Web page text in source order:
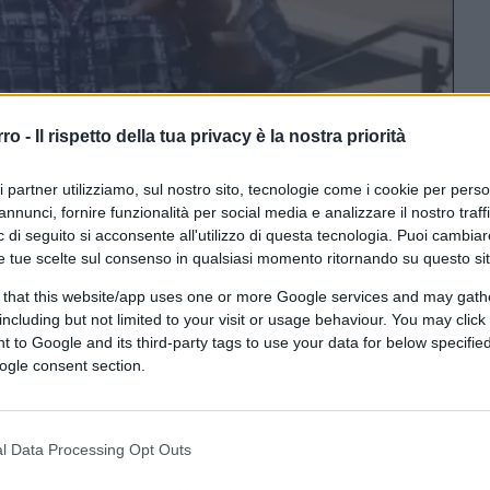
- Il rispetto della tua privacy è la nostra priorità
partner utilizziamo, sul nostro sito, tecnologie come i cookie per
fornire funzionalità per social media e analizzare il nostro
di seguito si acconsente all'utilizzo di questa tecnologia. Puoi
tue scelte sul consenso in qualsiasi momento ritornando su questo
that this website/app uses one or more Google services and may
but not limited to your visit or usage behaviour. You may
to Google and its third-party tags to use your data for below
consent section.
Data Processing Opt Outs
su Google CLICCA QUI
0:00/--:--
e attore, si è spento a76 annidopo
sua morte, avvenuta il 10 aprile, è
della sua famiglia. Simpson è stato una
indelebile sia nel mondo dello sport
è stata costellata da